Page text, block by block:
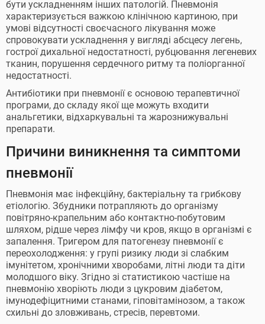
бути ускладненням інших патологій. Пневмонія
характеризується важкою клінічною картиною, при
умові відсутності своєчасного лікування може
спровокувати ускладнення у вигляді абсцесу легень,
гострої дихальної недостатності, рубцювання легеневих
тканин, порушення сердечного ритму та поліорганної
недостатності.
Антибіотики при пневмонії є основою терапевтичної
програми, до складу якої ще можуть входити
анальгетики, відхаркувальні та жарознижувальні
препарати.
Причини виникнення та симптоми
пневмонії
Пневмонія має інфекційну, бактеріальну та грибкову
етіологію. Збудники потрапляють до організму
повітряно-крапельним або контактно-побутовим
шляхом, рідше через лімфу чи кров, якщо в організмі є
запалення. Тригером для патогенезу пневмонії є
переохолодження: у групі ризику люди зі слабким
імунітетом, хронічними хворобами, літні люди та діти
молодшого віку. Згідно зі статистикою частіше на
пневмонію хворіють люди з цукровим діабетом,
імунодефіцитними станами, гіповітамінозом, а також
схильні до зловживань, стресів, перевтоми.